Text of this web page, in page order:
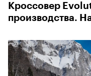
Кроссовер
производства.